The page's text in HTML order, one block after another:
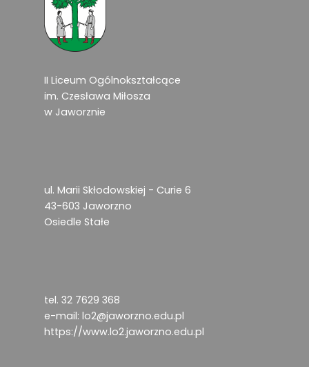
II Liceum Ogólnokształcące
im. Czesława Miłosza
w Jaworznie
ul. Marii Skłodowskiej - Curie 6
43-603 Jaworzno
Osiedle Stałe
tel. 32 7629 368
e-mail: lo2@jaworzno.edu.pl
https://www.lo2.jaworzno.edu.pl